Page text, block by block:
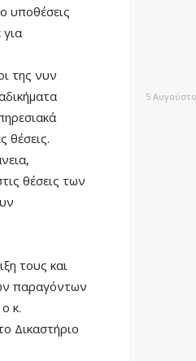
υποθέσεις
της νυν
θέσεις.
θέσεις των
τους και
παραγόντων
κ.
Δικαστήριο
5